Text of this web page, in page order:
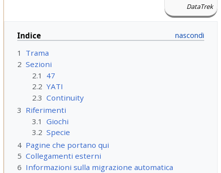
DataTrek
Indice
1
Trama
2 Sezioni
2.1
47
2.2 YATI
2.3 Continuity
3 Riferimenti
3.1
Giochi
3.2 Specie
4 Pagine che portano qui
5 Collegamenti esterni
6 Informazioni sulla migrazione automatica